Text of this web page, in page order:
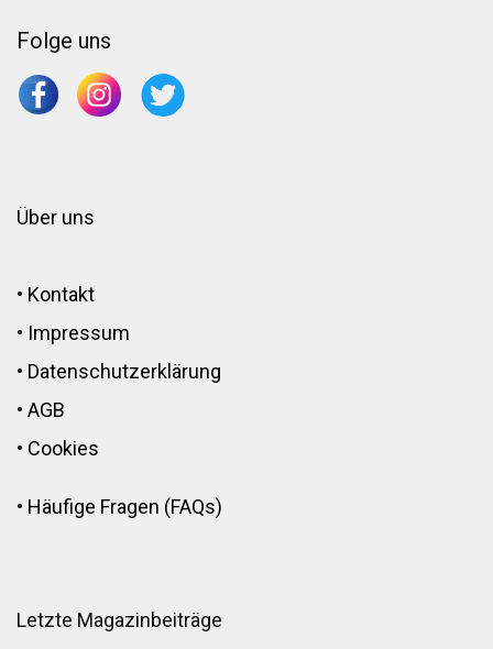
Folge uns
Über uns
• Kontakt
• Impressum
• Datenschutzerklärung
• AGB
• Cookies
• Häufige Fragen (FAQs)
Letzte Magazinbeiträge